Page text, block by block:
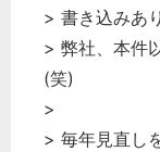
> 書き込みあ
> 弊社、本件
(笑)
>
> 毎年見直し